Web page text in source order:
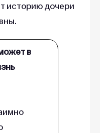
историю дочери
в